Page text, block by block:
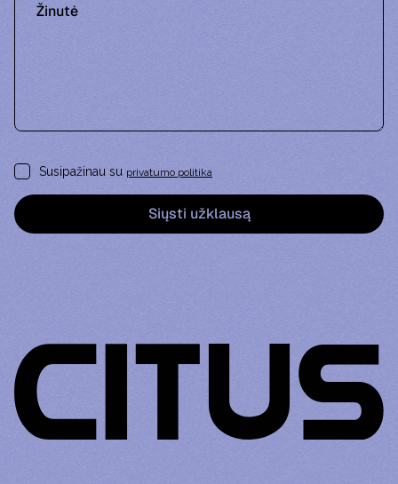
Susipažinau su privatumo politika